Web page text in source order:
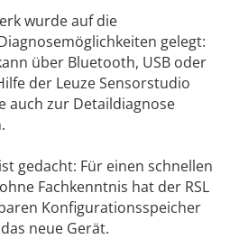
wurde auf die
gelegt:
über Bluetooth, USB oder
der Leuze Sensorstudio
auch zur Detaildiagnose
gedacht: Für einen schnellen
Fachkenntnis hat der RSL
Konfigurationsspeicher
neue Gerät.